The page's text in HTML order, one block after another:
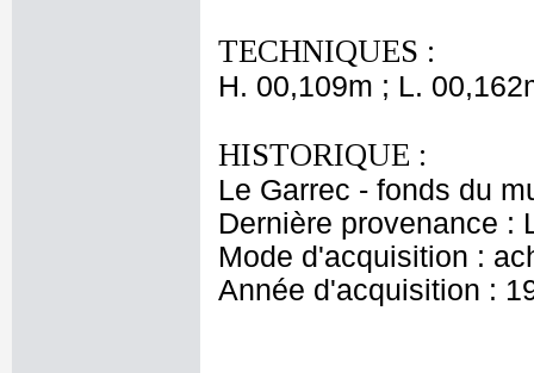
TECHNIQUES :
H. 00,109m ; L.
HISTORIQUE :
Le Garrec - fonds du
Dernière provenance :
Mode d'acquisition :
Année d'acquisition :